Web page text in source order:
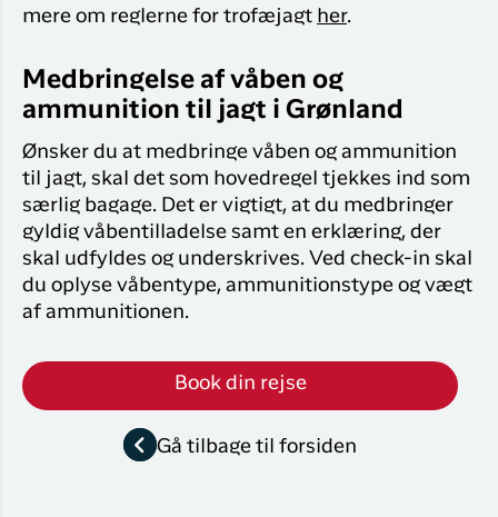
mere om reglerne for trofæjagt her.
Medbringelse af våben og
ammunition til jagt i Grønland
Ønsker du at medbringe våben og ammunition
til jagt, skal det som hovedregel tjekkes ind som
særlig bagage. Det er vigtigt, at du medbringer
gyldig våbentilladelse samt en erklæring, der
skal udfyldes og underskrives. Ved check-in skal
du oplyse våbentype, ammunitionstype og vægt
af ammunitionen.
Gå tilbage til forsiden
Book din rejse